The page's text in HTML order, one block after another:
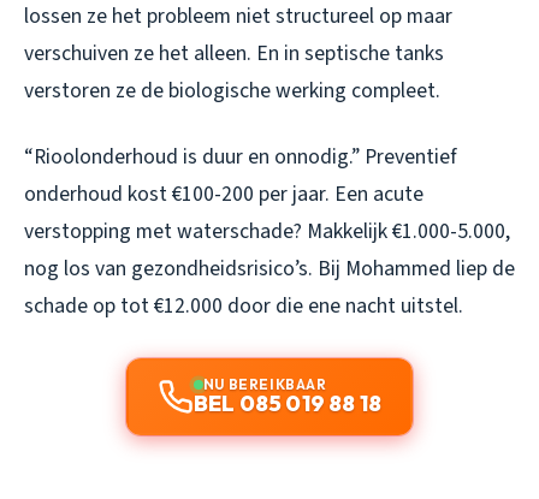
lossen ze het probleem niet structureel op maar
verschuiven ze het alleen. En in septische tanks
verstoren ze de biologische werking compleet.
“Rioolonderhoud is duur en onnodig.” Preventief
onderhoud kost €100-200 per jaar. Een acute
verstopping met waterschade? Makkelijk €1.000-5.000,
nog los van gezondheidsrisico’s. Bij Mohammed liep de
schade op tot €12.000 door die ene nacht uitstel.
NU BEREIKBAAR
BEL 085 019 88 18